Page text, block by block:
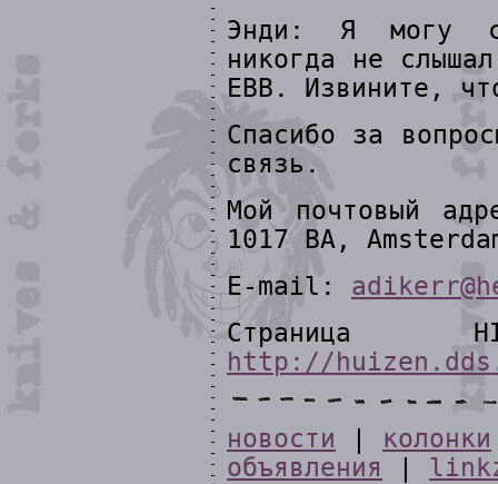
Энди: Я могу
никогда не
EBB. Извините,
Спасибо за
связь.
Мой почтовый
1017 BA,
E-mail:
Страница
http://
новости колонки
объявления